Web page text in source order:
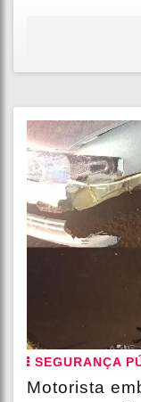
SEGURANÇA
Motorista